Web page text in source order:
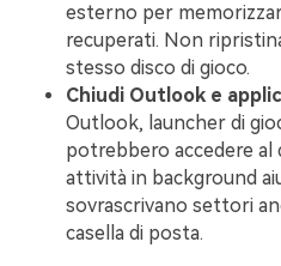
esterno per
recuperati. Non
stesso disco di gioco.
Chiudi Outlook e
Outlook, launcher di
potrebbero accedere al
attività in background
sovrascrivano settori
casella di posta.